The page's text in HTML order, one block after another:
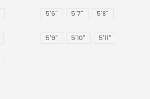
5'6" 5'7" 5'8"
5'9" 5'10" 5'11"